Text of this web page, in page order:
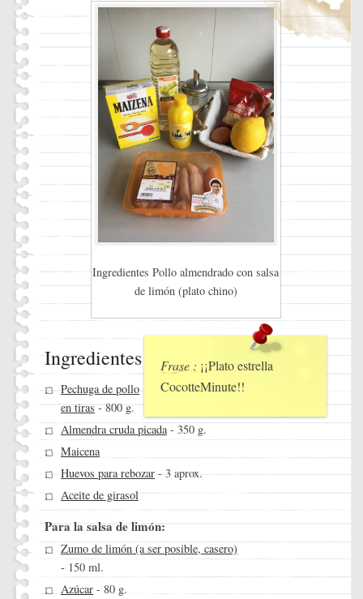
Ingredientes Pollo almendrado con salsa
de limón (plato chino)
Frase : ¡¡Plato estrella
CocotteMinute!!
Ingredientes
Pechuga de pollo
en tiras - 800 g.
Almendra cruda picada- 350 g.
Maicena
Huevos para rebozar - 3 aprox.
Aceite de girasol
Para la salsa de limón:
Zumo de limón (a ser posible, casero)
- 150 ml.
Azúcar- 80 g.